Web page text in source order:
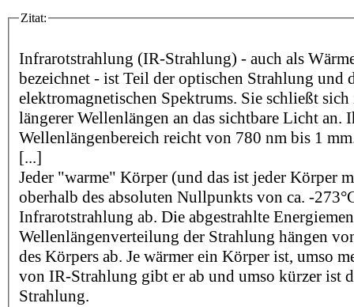
Zitat:
Infrarotstrahlung (IR-Strahlung) - auch als
bezeichnet - ist Teil der optischen Strahlung und
elektromagnetischen Spektrums. Sie schließt
längerer Wellenlängen an das sichtbare Licht an.
Wellenlängenbereich reicht von 780 nm bis 1
[...]
Jeder "warme" Körper (und das ist jeder Körper
oberhalb des absoluten Nullpunkts von ca. -
Infrarotstrahlung ab. Die abgestrahlte
Wellenlängenverteilung der Strahlung hängen
des Körpers ab. Je wärmer ein Körper ist, umso
von IR-Strahlung gibt er ab und umso kürzer ist
Strahlung.